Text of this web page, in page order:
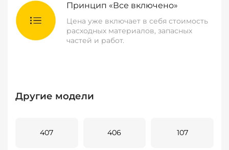
Принцип «Все включено»
Цена уже включает в себя стоимость
расходных материалов, запасных
частей и работ.
Другие модели
407 406 107